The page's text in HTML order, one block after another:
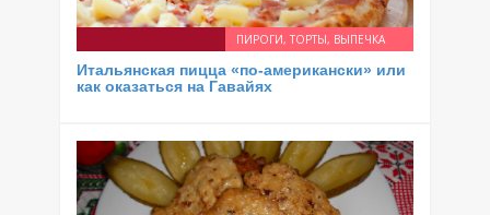
ПИРОГИ, ТОРТЫ, ВЫПЕЧКА
Итальянская пицца «по-американски» или
как оказаться на Гавайях